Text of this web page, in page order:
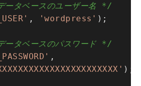
タベースのユーザー名 */
, 'wordpress' );
タベースのパスワード */
);